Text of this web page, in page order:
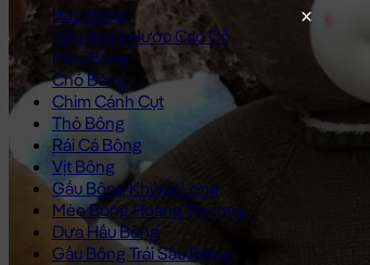
Heo Bông
Gấu Bông Hươu Cao Cổ
Mèo Bông
Chó Bông
Chim Cánh Cụt
Thỏ Bông
Rái Cá Bông
Vịt Bông
Gấu Bông Khủng Long
Mèo Bông Hoàng Thượng
Dưa Hấu Bông
Gấu Bông Trái Sầu Riêng